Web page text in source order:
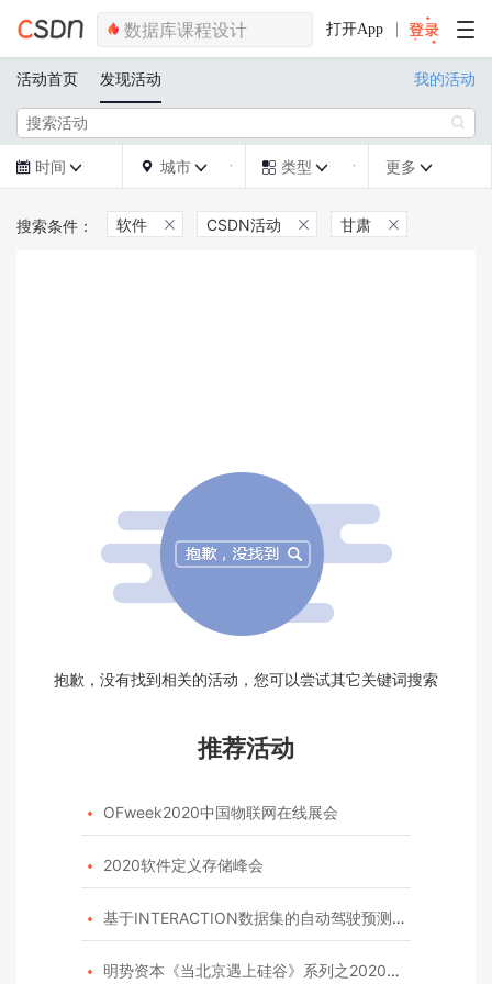
打开App
活动首页 发现活动 我的活动

 时间   城市   类型  更多 
软件  CSDN活动  甘肃 
抱歉，没有找到相关的活动，您可以尝试其它关键词搜索
推荐活动
 OFweek2020中国物联网在线展会
 2020软件定义存储峰会
 基于INTERACTION数据集的自动驾驶预测模型挑战赛
 明势资本《当北京遇上硅谷》系列之2020年度开源峰会